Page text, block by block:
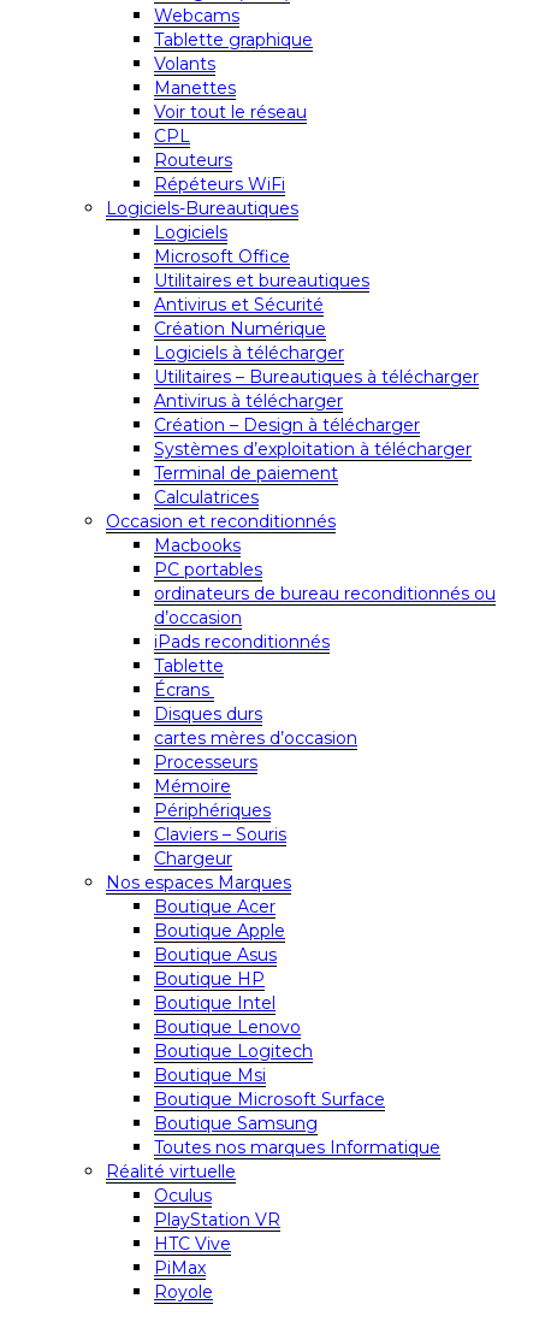
Webcams
Tablette graphique
Volants
Manettes
Voir tout le réseau
CPL
Routeurs
Répéteurs WiFi
Logiciels-Bureautiques
Logiciels
Microsoft Office
Utilitaires et bureautiques
Antivirus et Sécurité
Création Numérique
Logiciels à télécharger
Utilitaires – Bureautiques à télécharger
Antivirus à télécharger
Création – Design à télécharger
Systèmes d’exploitation à télécharger
Terminal de paiement
Calculatrices
Occasion et reconditionnés
Macbooks
PC portables
ordinateurs de bureau reconditionnés ou
d’occasion
iPads reconditionnés
Tablette
Écrans
Disques durs
cartes mères d’occasion
Processeurs
Mémoire
Périphériques
Claviers – Souris
Chargeur
Nos espaces Marques
Boutique Acer
Boutique Apple
Boutique Asus
Boutique HP
Boutique Intel
Boutique Lenovo
Boutique Logitech
Boutique Msi
Boutique Microsoft Surface
Boutique Samsung
Toutes nos marques Informatique
Réalité virtuelle
Oculus
PlayStation VR
HTC Vive
PiMax
Royole